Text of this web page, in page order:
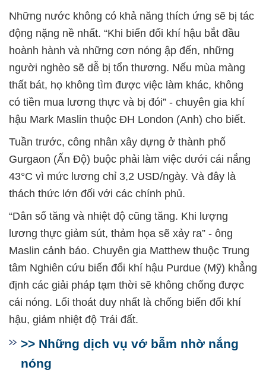
Những nước không có khả năng thích ứng sẽ bị tác
động nặng nề nhất. “Khi biến đổi khí hậu bắt đầu
hoành hành và những cơn nóng ập đến, những
người nghèo sẽ dễ bị tổn thương. Nếu mùa màng
thất bát, họ không tìm được việc làm khác, không
có tiền mua lương thực và bị đói” - chuyên gia khí
hậu Mark Maslin thuộc ĐH London (Anh) cho biết.
Tuần trước, công nhân xây dựng ở thành phố
Gurgaon (Ấn Độ) buộc phải làm việc dưới cái nắng
43°C vì mức lương chỉ 3,2 USD/ngày. Và đây là
thách thức lớn đối với các chính phủ.
“Dân số tăng và nhiệt độ cũng tăng. Khi lượng
lương thực giảm sút, thảm họa sẽ xảy ra” - ông
Maslin cảnh báo. Chuyên gia Matthew thuộc Trung
tâm Nghiên cứu biến đổi khí hậu Purdue (Mỹ) khẳng
định các giải pháp tạm thời sẽ không chống được
cái nóng. Lối thoát duy nhất là chống biến đổi khí
hậu, giảm nhiệt độ Trái đất.
>> Những dịch vụ vớ bẫm nhờ nắng
nóng